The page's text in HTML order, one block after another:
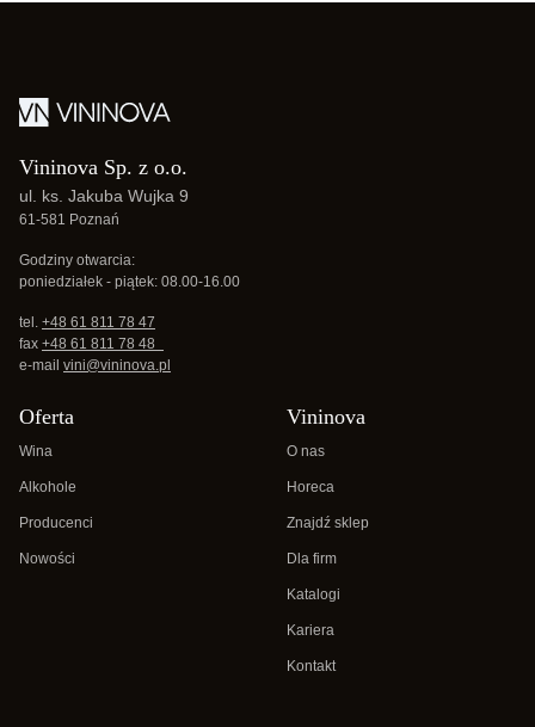
Vininova Sp. z o.o.
ul. ks. Jakuba Wujka 9
61-581 Poznań
Godziny otwarcia:
poniedziałek - piątek: 08.00-16.00
tel. +48 61 811 78 47
fax +48 61 811 78 48
e-mail vini@vininova.pl
Oferta
Wina
Alkohole
Producenci
Nowości
Vininova
O nas
Horeca
Znajdź sklep
Dla firm
Katalogi
Kariera
Kontakt